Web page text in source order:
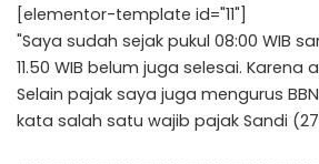
[elementor-template id="11"]
"Saya sudah sejak pukul 08:00 WIB
11.50 WIB belum juga selesai.
Selain pajak saya juga mengurus
kata salah satu wajib pajak Sandi